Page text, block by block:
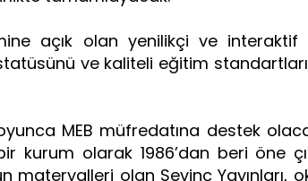
açık olan yenilikçi ve
ve kaliteli eğitim
MEB müfredatına destek
kurum olarak 1986’dan beri öne
materyalleri olan Sevinç Yayınları,